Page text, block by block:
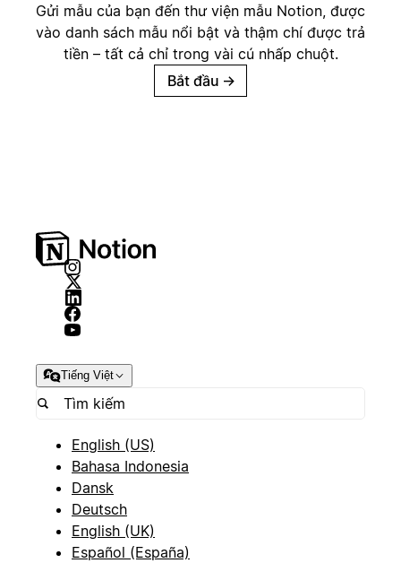
Gửi mẫu của bạn đến thư viện mẫu Notion, được
vào danh sách mẫu nổi bật và thậm chí được trả
tiền – tất cả chỉ trong vài cú nhấp chuột.
Bắt đầu →
Tiếng Việt
English (US)
Bahasa Indonesia
Dansk
Deutsch
English (UK)
Español (España)